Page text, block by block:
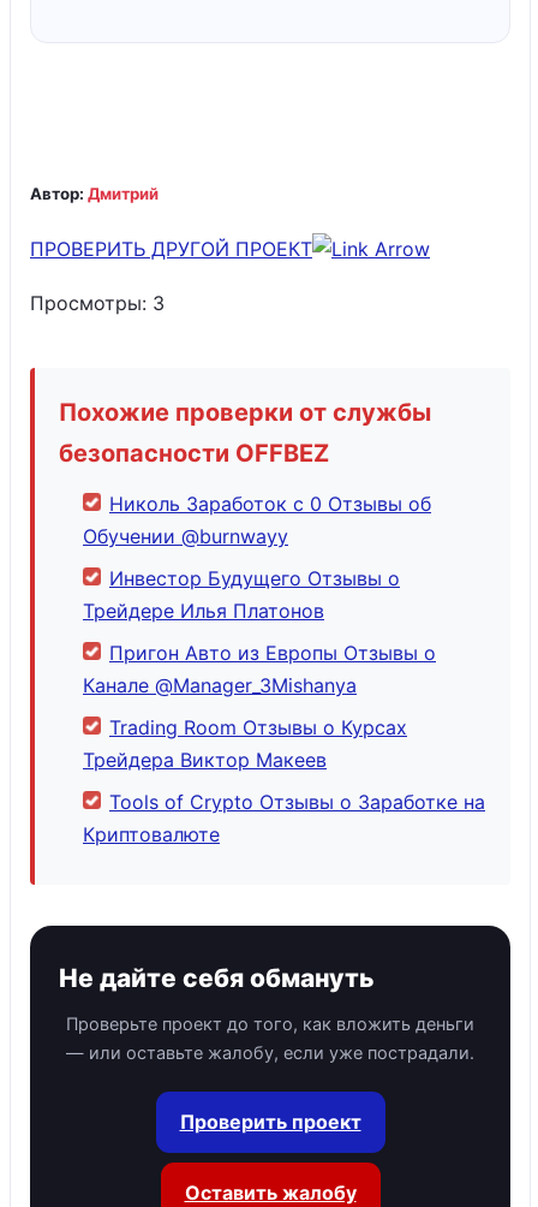
Автор: Дмитрий
ПРОВЕРИТЬ ДРУГОЙ ПРОЕКТ
Просмотры: 3
Похожие проверки от службы
безопасности OFFBEZ
Николь Заработок с 0 Отзывы об
Обучении @burnwayy
Инвестор Будущего Отзывы о
Трейдере Илья Платонов
Пригон Авто из Европы Отзывы о
Канале @Manager_3Mishanya
Trading Room Отзывы о Курсах
Трейдера Виктор Макеев
Tools of Crypto Отзывы о Заработке на
Криптовалюте
Не дайте себя обмануть
Проверьте проект до того, как вложить деньги
— или оставьте жалобу, если уже пострадали.
Проверить проект
Оставить жалобу